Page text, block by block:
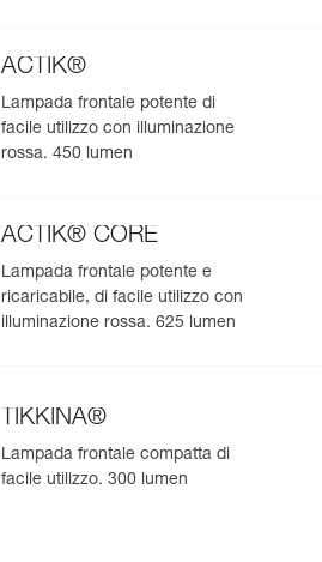
ACTIK®
Lampada frontale potente di
facile utilizzo con illuminazione
rossa. 450 lumen
ACTIK® CORE
Lampada frontale potente e
ricaricabile, di facile utilizzo con
illuminazione rossa. 625 lumen
TIKKINA®
Lampada frontale compatta di
facile utilizzo. 300 lumen